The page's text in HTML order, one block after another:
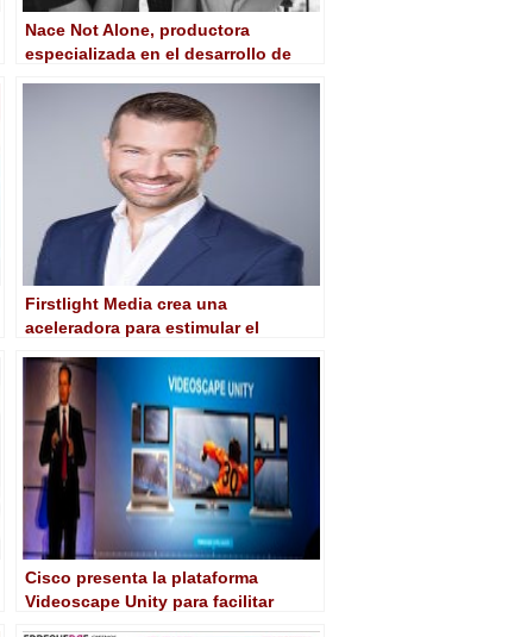
Nace Not Alone, productora
especializada en el desarrollo de
Firstlight Media crea una
aceleradora para estimular el
Cisco presenta la plataforma
Videoscape Unity para facilitar